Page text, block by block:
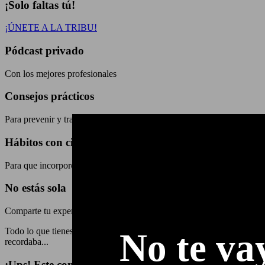
¡Solo faltas tú!
¡ÚNETE A LA TRIBU!
Pódcast privado
Con los mejores profesionales
Consejos prácticos
Para prevenir y tratar cada tema
Hábitos con ciencia
Para que incorporemos, en Tribu, de manera fácil
No estás sola
Comparte tu experiencia en el grupo de Telegram
Todo lo que tienes que saber sobre las bebidas vegetales Las
recordaba...
No te